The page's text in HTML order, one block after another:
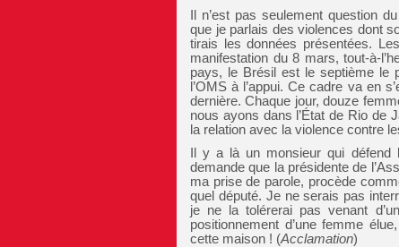
Il n’est pas seulement question
que je parlais des violences dont
tirais les données présentées.
manifestation du 8 mars, tout-à-
pays, le Brésil est le septième le
l’OMS à l’appui. Ce cadre va en
dernière. Chaque jour, douze
nous ayons dans l’État de Rio de
la relation avec la violence contre
Il y a là un monsieur qui
demande que la présidente de
ma prise de parole, procède
quel député. Je ne serais pas
je ne la tolérerai pas venant
positionnement d’une femme
cette maison ! (Acclamation)